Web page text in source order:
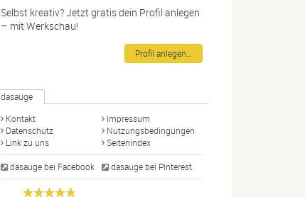
Selbst kreativ? Jetzt gratis dein Profil anlegen
– mit Werkschau!
Profil anlegen…
dasauge
Kontakt
Impressum
Datenschutz
Nutzungsbedingungen
Link zu uns
Seitenindex
dasauge bei Facebook dasauge bei Pinterest